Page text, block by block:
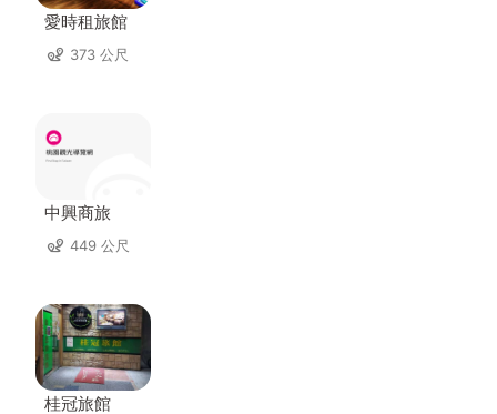
愛時租旅館
373 公尺
中興商旅
449 公尺
桂冠旅館